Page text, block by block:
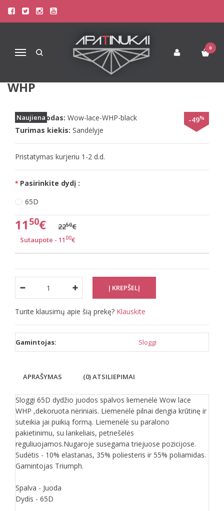
Navigacija
0
Pagrindinis Liemenėlės
Triumph Liemenėlės
SLOGGI 65D DYDŽIO JUODOS
SPALVOS LIEMENĖLĖ WOW LACE
WHP
Naujiena -49%
Prekės kodas: Wow-lace-WHP-black
Turimas kiekis: Sandėlyje
Pristatymas kurjeriu 1-2 d.d.
Pasirinkite dydį :
65D
11 50€ 2250€
Sutaupote - 1100€
Turite klausimų apie šią prekę? Klauskite
Gamintojas: Sloggi
APRAŠYMAS (0) ATSILIEPIMAI
Sloggi 65D dydžio juodos spalvos liemenėlė Wow lace
WHP ,dekoruota nėriniais. Liemenėlė pilnai dengia krūtinę ir
suteikia jai puikią formą. Liemenėlė su paralono
pakietinimu, su lankeliais, petnešėlės
reguliuojamos.Nugaroje susegama triejuose pozicijose.
Sudėtis - 10% elastanas, 35% poliesteris ir 55% poliamidas.
Gamintojas Triumph.
Spalva - Juoda
Dydis - 65D